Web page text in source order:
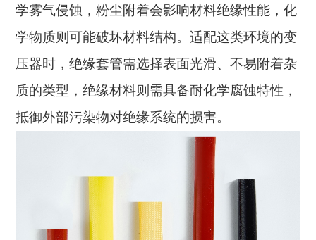
学雾气侵蚀，粉尘附着会影响材料绝缘性能，化
学物质则可能破坏材料结构。适配这类环境的变
压器时，绝缘套管需选择表面光滑、不易附着杂
质的类型，绝缘材料则需具备耐化学腐蚀特性，
抵御外部污染物对绝缘系统的损害。